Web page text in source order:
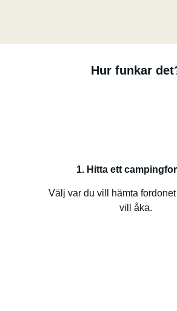
Hur funkar
1. Hitta ett
Välj var du vill hämta
vill åka.